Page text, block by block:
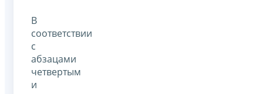
В
соответствии
с
абзацами
четвертым
и